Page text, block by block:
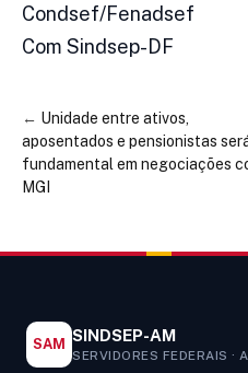
Condsef/Fenadsef
Com Sindsep-DF
← Unidade entre ativos,
aposentados e pensionistas
fundamental em negociações
MGI
SAM SINDSEP-AM
SERVIDORES FEDERAIS ·